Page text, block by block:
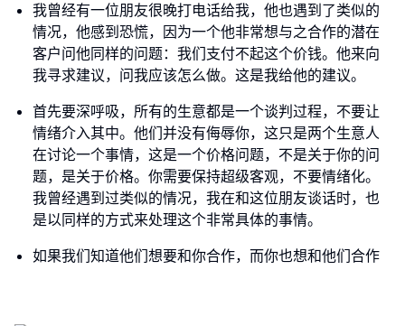
我曾经有一位朋友很晚打电话给我，他也遇到了类似的
情况，他感到恐慌，因为一个他非常想与之合作的潜在
客户问他同样的问题：我们支付不起这个价钱。他来向
我寻求建议，问我应该怎么做。这是我给他的建议。
首先要深呼吸，所有的生意都是一个谈判过程，不要让
情绪介入其中。他们并没有侮辱你，这只是两个生意人
在讨论一个事情，这是一个价格问题，不是关于你的问
题，是关于价格。你需要保持超级客观，不要情绪化。
我曾经遇到过类似的情况，我在和这位朋友谈话时，也
是以同样的方式来处理这个非常具体的事情。
如果我们知道他们想要和你合作，而你也想和他们合作